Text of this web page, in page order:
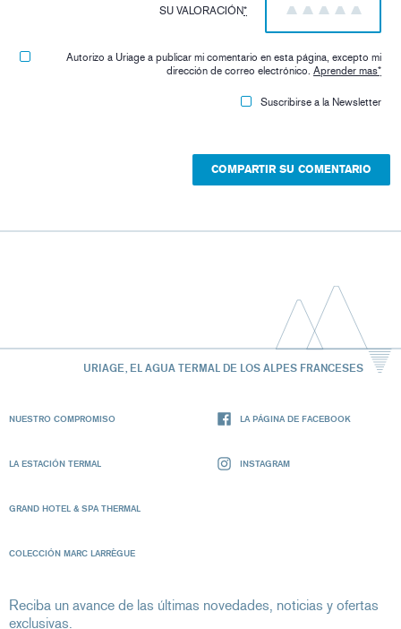
SU VALORACIÓN* 5
4
3
2
1
Autorizo ​​a Uriage a publicar mi comentario en esta página, excepto mi
dirección de correo electrónico.Aprender mas*
Suscribirse a la Newsletter
URIAGE, EL AGUA TERMAL DE LOS ALPES FRANCESES
NUESTRO COMPROMISO
LA ESTACIÓN TERMAL
GRAND HOTEL & SPA THERMAL
COLECCIÓN MARC LARRÈGUE
LA PÁGINA DE FACEBOOK
INSTAGRAM
Reciba un avance de las últimas novedades, noticias y ofertas
exclusivas.